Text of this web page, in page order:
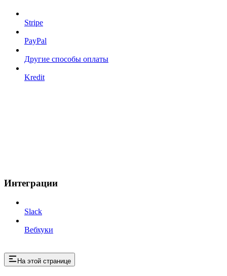
Stripe
PayPal
Другие способы оплаты
Kredit
Интеграции
Slack
Вебхуки
На этой странице